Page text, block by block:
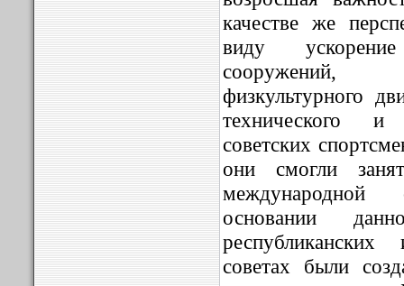
качестве же
виду
сооружений,
физкультурного
технического и
советских
они смогли
международной
основании
советах были